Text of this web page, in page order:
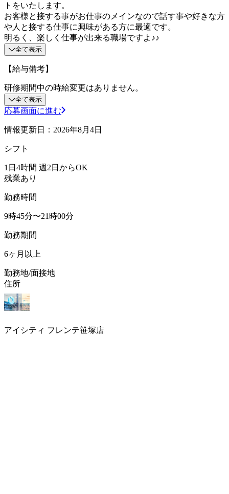
トをいたします。
お客様と接する事がお仕事のメインなので話す事や好きな方
や人と接する仕事に興味がある方に最適です。
明るく、楽しく仕事が出来る職場ですよ♪♪
全て表示
【給与備考】
研修期間中の時給変更はありません。
全て表示
応募画面に進む
情報更新日：2026年8月4日
シフト
1日4時間 週2日からOK
残業あり
勤務時間
9時45分〜21時00分
勤務期間
6ヶ月以上
勤務地/面接地
住所
アイシティ フレンテ笹塚店